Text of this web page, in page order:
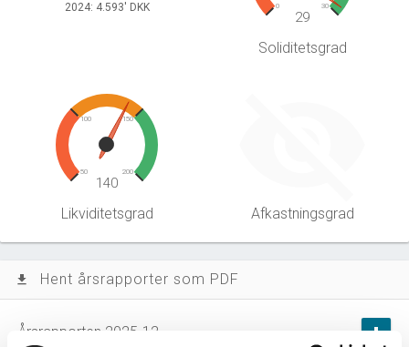
2024: 4.593' DKK 0 30
29
Soliditetsgrad
50
100 150
200
140
Likviditetsgrad Afkastningsgrad
file_download Hent årsrapporter som PDF
Årsrapporten 2025-12 file_download